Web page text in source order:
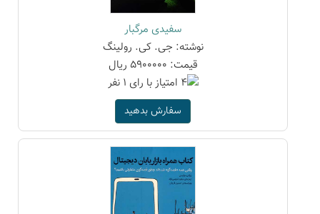
سفیدی مرگبار
نوشته: جی. کی. رولینگ
قیمت: 5900000 ریال
سفارش بدهید